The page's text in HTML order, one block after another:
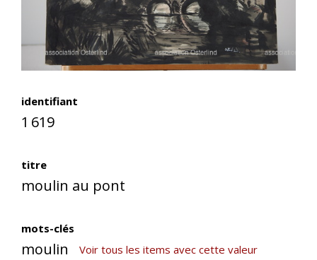
identifiant
1 619
titre
moulin au pont
mots-clés
moulin Voir tous les items avec cette valeur